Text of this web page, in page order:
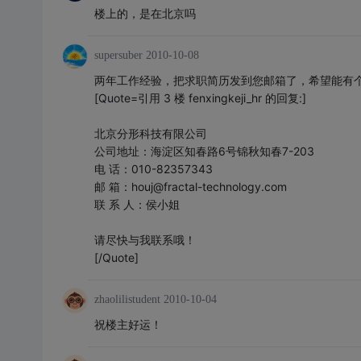
楼上的，是在北京吗
supersuber 2010-10-08
两年工作经验，把求职简历发到您邮箱了，希望能有
[Quote=引用 3 楼 fenxingkeji_hr 的回复:]
北京分形科技有限公司
公司地址：海淀区知春路6号锦秋知春7-203
电 话：010-82357343
邮 箱：houj@fractal-technology.com
联 系 人：侯小姐
请尽快与我联系哦！
[/Quote]
zhaolilistudent 2010-10-04
祝楼主好运！